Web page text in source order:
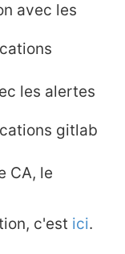
avec les
les alertes
gitlab
CA, le
c'est ici.